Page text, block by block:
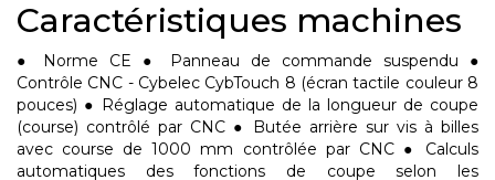
Caractéristiques machines
● Norme CE ● Panneau de commande suspendu ●
Contrôle CNC - Cybelec CybTouch 8 (écran tactile couleur 8
pouces) ● Réglage automatique de la longueur de coupe
(course) contrôlé par CNC ● Butée arrière sur vis à billes
avec course de 1000 mm contrôlée par CNC ● Calculs
automatiques des fonctions de coupe selon les